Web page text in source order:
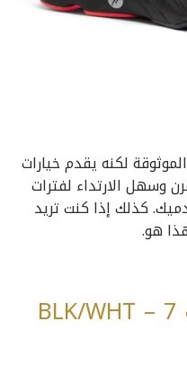
لكنه يقدم خيارات
وسهل الارتداء لفترات
كذلك إذا كنت تريد
هو.
أحذية جري رجالية BLK/WHT – 7